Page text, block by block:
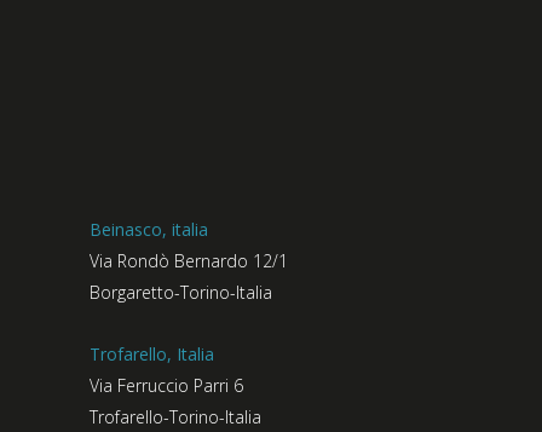
Beinasco, italia
Via Rondò Bernardo 12/1
Borgaretto-Torino-Italia
Trofarello, Italia
Via Ferruccio Parri 6
Trofarello-Torino-Italia